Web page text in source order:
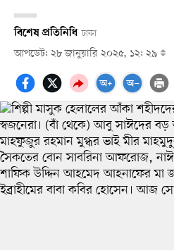
বিশেষ প্রতিনিধি ঢাকা
আপডেট: ২৮ জানুয়ারি ২০২৫, ১২: ২৯